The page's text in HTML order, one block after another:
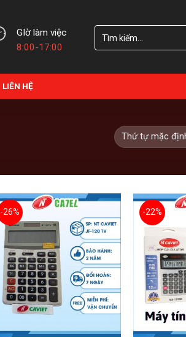
GIờ làm việc
8:00-17:00
Tìm
kiếm:
LIÊN HỆ
-26% -22%